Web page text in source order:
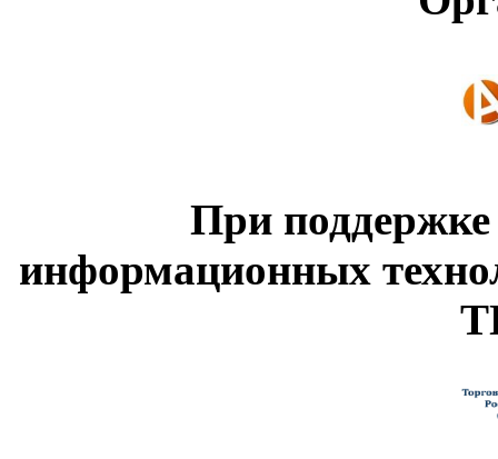
При
информационных